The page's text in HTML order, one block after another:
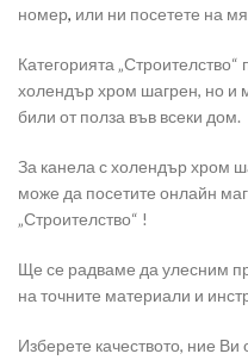
номер, или ни посетете на
Категорията
холендър хром шагрен, но и
били от полза във всеки дом.
За канела с холендър хром
може да посетите онлайн
„Строителство“ !
Ще се радваме да улесним
на точните материали и
Изберете качеството, ние